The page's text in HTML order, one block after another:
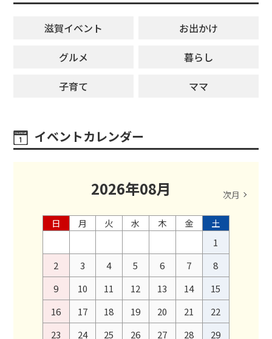
滋賀イベント
お出かけ
グルメ
暮らし
子育て
ママ
イベントカレンダー
2026年08月 次月
日 月 火 水 木 金
土
1
2
3 4 5 6 7
8
9
10 11 12 13 14
15
16
17 18 19 20 21
22
23
24 25 26 27 28
29